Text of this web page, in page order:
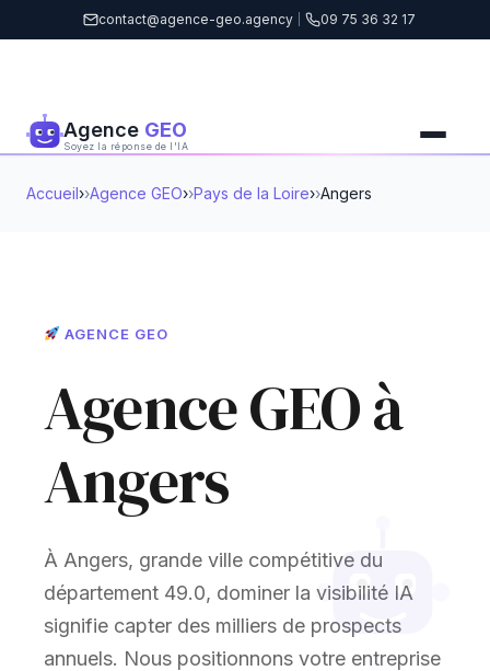
contact@agence-geo.agency 09 75 36 32 17
Agence GEO
Soyez la réponse de l'IA
Accueil› Agence GEO› Pays de la Loire› Angers
AGENCE GEO
Agence GEO à
Angers
À Angers, grande ville compétitive du
département 49.0, dominer la visibilité IA
signifie capter des milliers de prospects
annuels. Nous positionnons votre entreprise